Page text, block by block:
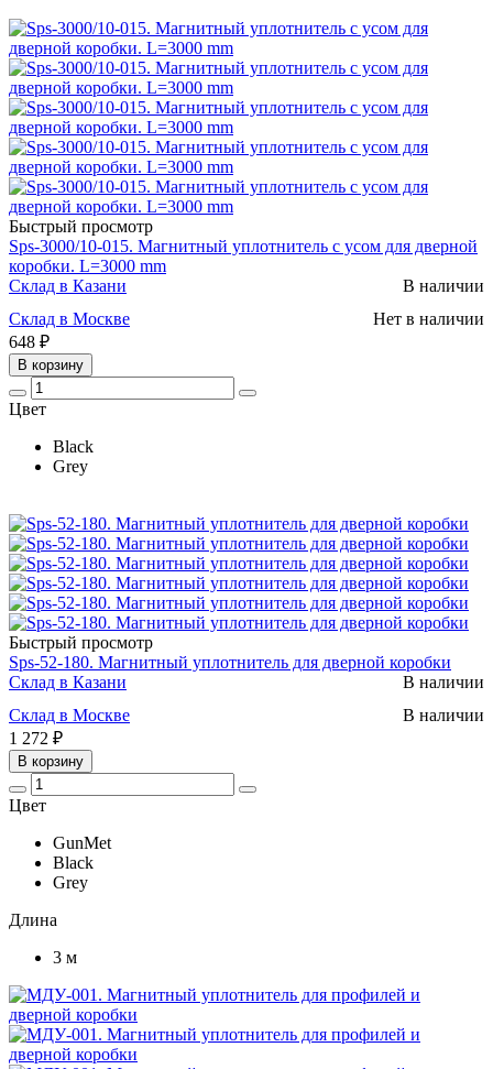
Быстрый просмотр
Sps-3000/10-015. Магнитный уплотнитель с усом для дверной
коробки. L=3000 mm
Склад в Казани
В наличии
Склад в Москве
Нет в наличии
648 ₽
В корзину
Цвет
Black
Grey
Быстрый просмотр
Sps-52-180. Магнитный уплотнитель для дверной коробки
Склад в Казани
В наличии
Склад в Москве
В наличии
1 272 ₽
В корзину
Цвет
GunMet
Black
Grey
Длина
3 м